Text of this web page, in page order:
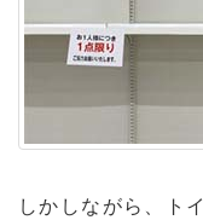
しかしながら、ト